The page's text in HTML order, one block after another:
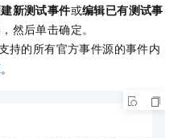
新测试事件或编辑已有测试事
然后单击确定。
持的所有官方事件源的事件内
。